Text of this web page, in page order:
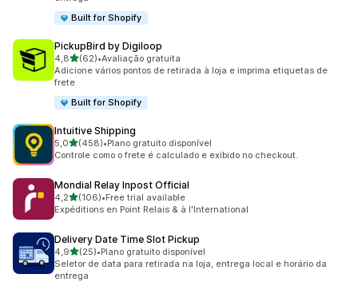
Built for Shopify
PickupBird by Digiloop
4,8de 5 estrelas
(62)
62 avaliações ao todo
•Avaliação gratuita
Adicione vários pontos de retirada à loja e imprima etiquetas de
frete
Built for Shopify
Intuitive Shipping
5,0de 5 estrelas
(458)
458 avaliações ao todo
•Plano gratuito disponível
Controle como o frete é calculado e exibido no checkout.
Mondial Relay Inpost Official
4,2de 5 estrelas
(106)
106 avaliações ao todo
•Free trial available
Expéditions en Point Relais & à l'International
Delivery Date Time Slot Pickup
4,9de 5 estrelas
(25)
25 avaliações ao todo
•Plano gratuito disponível
Seletor de data para retirada na loja, entrega local e horário da
entrega